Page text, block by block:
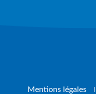
Mentions légales